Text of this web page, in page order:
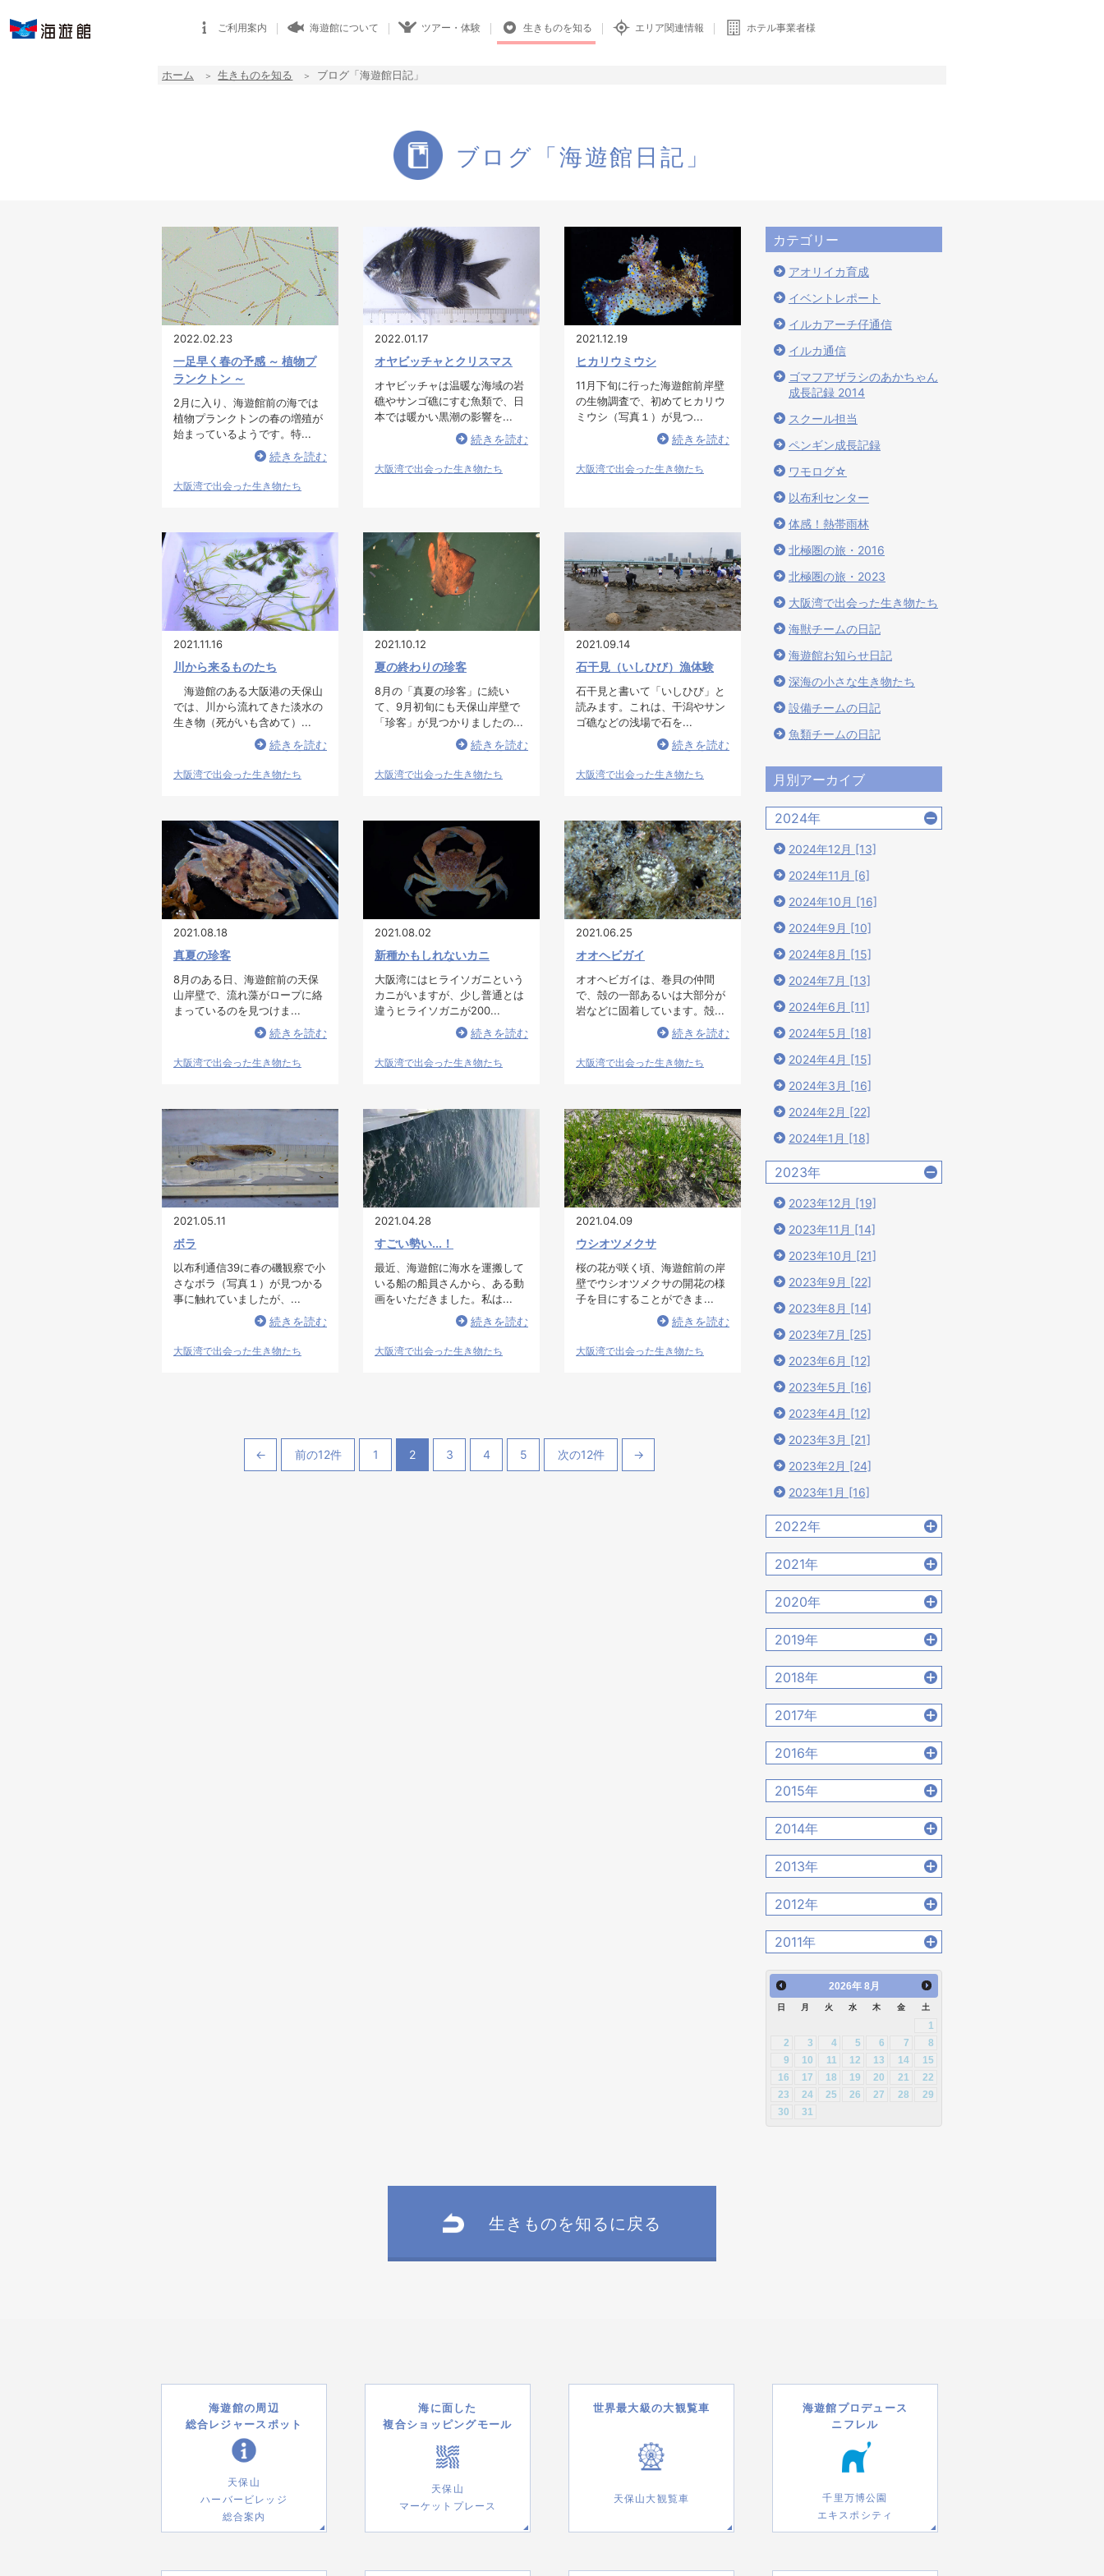
ご利用案内 海遊館について ツアー・体験 生きものを知る エリア関連情報 ホテル事業者様
ホーム 生きものを知る ブログ「海遊館日記」
ブログ「海遊館日記」
2022.02.23
一足早く春の予感 ～ 植物プ
ランクトン ～
2月に入り、海遊館前の海では
植物プランクトンの春の増殖が
始まっているようです。特...
続きを読む
大阪湾で出会った生き物たち
2022.01.17
オヤビッチャとクリスマス
オヤビッチャは温暖な海域の岩
礁やサンゴ礁にすむ魚類で、日
本では暖かい黒潮の影響を...
続きを読む
大阪湾で出会った生き物たち
2021.12.19
ヒカリウミウシ
11月下旬に行った海遊館前岸壁
の生物調査で、初めてヒカリウ
ミウシ（写真１）が見つ...
続きを読む
大阪湾で出会った生き物たち
2021.11.16
川から来るものたち
海遊館のある大阪港の天保山
では、川から流れてきた淡水の
生き物（死がいも含めて）...
続きを読む
大阪湾で出会った生き物たち
2021.10.12
夏の終わりの珍客
8月の「真夏の珍客」に続い
て、9月初旬にも天保山岸壁で
「珍客」が見つかりましたの...
続きを読む
大阪湾で出会った生き物たち
2021.09.14
石干見（いしひび）漁体験
石干見と書いて「いしひび」と
読みます。これは、干潟やサン
ゴ礁などの浅場で石を...
続きを読む
大阪湾で出会った生き物たち
2021.08.18
真夏の珍客
8月のある日、海遊館前の天保
山岸壁で、流れ藻がロープに絡
まっているのを見つけま...
続きを読む
大阪湾で出会った生き物たち
2021.08.02
新種かもしれないカニ
大阪湾にはヒライソガニという
カニがいますが、少し普通とは
違うヒライソガニが200...
続きを読む
大阪湾で出会った生き物たち
2021.06.25
オオヘビガイ
オオヘビガイは、巻貝の仲間
で、殻の一部あるいは大部分が
岩などに固着しています。殻...
続きを読む
大阪湾で出会った生き物たち
2021.05.11
ボラ
以布利通信39に春の磯観察で小
さなボラ（写真１）が見つかる
事に触れていましたが、...
続きを読む
大阪湾で出会った生き物たち
2021.04.28
すごい勢い...！
最近、海遊館に海水を運搬して
いる船の船員さんから、ある動
画をいただきました。私は...
続きを読む
大阪湾で出会った生き物たち
2021.04.09
ウシオツメクサ
桜の花が咲く頃、海遊館前の岸
壁でウシオツメクサの開花の様
子を目にすることができま...
続きを読む
大阪湾で出会った生き物たち
← 前の12件 1 2 3 4 5 次の12件 →
カテゴリー
アオリイカ育成
イベントレポート
イルカアーチ仔通信
イルカ通信
ゴマフアザラシのあかちゃん
成長記録 2014
スクール担当
ペンギン成長記録
ワモログ☆
以布利センター
体感！熱帯雨林
北極圏の旅・2016
北極圏の旅・2023
大阪湾で出会った生き物たち
海獣チームの日記
海遊館お知らせ日記
深海の小さな生き物たち
設備チームの日記
魚類チームの日記
月別アーカイブ
2024年
2024年12月 [13]
2024年11月 [6]
2024年10月 [16]
2024年9月 [10]
2024年8月 [15]
2024年7月 [13]
2024年6月 [11]
2024年5月 [18]
2024年4月 [15]
2024年3月 [16]
2024年2月 [22]
2024年1月 [18]
2023年
2023年12月 [19]
2023年11月 [14]
2023年10月 [21]
2023年9月 [22]
2023年8月 [14]
2023年7月 [25]
2023年6月 [12]
2023年5月 [16]
2023年4月 [12]
2023年3月 [21]
2023年2月 [24]
2023年1月 [16]
2022年
2022年12月 [15]
2022年10月 [16]
2022年9月 [12]
2022年7月 [19]
2022年6月 [17]
2022年5月 [14]
2022年4月 [15]
2022年3月 [11]
2022年2月 [12]
2021年
2021年12月 [18]
2021年10月 [17]
2021年9月 [14]
2021年7月 [22]
2021年6月 [17]
2021年5月 [18]
2021年4月 [16]
2021年3月 [22]
2021年2月 [14]
2020年
2020年12月 [21]
2020年10月 [21]
2020年9月 [16]
2020年7月 [16]
2020年6月 [21]
2020年5月 [14]
2020年4月 [12]
2020年3月 [15]
2020年2月 [18]
2019年
2019年12月 [14]
2019年10月 [12]
2019年9月 [15]
2019年7月 [21]
2019年6月 [18]
2019年5月 [20]
2019年4月 [16]
2019年3月 [20]
2019年2月 [12]
2018年
2018年12月 [20]
2018年10月 [20]
2018年9月 [12]
2018年7月 [14]
2018年6月 [18]
2018年5月 [14]
2018年4月 [21]
2018年3月 [23]
2018年2月 [25]
2018年1月 [26]
2017年
2017年12月 [28]
2017年10月 [21]
2017年9月 [24]
2017年7月 [26]
2017年6月 [25]
2017年5月 [27]
2017年4月 [26]
2017年3月 [23]
2017年2月 [23]
2016年
2016年12月 [21]
2016年10月 [26]
2016年9月 [28]
2016年7月 [27]
2016年6月 [27]
2016年5月 [30]
2016年4月 [32]
2016年2月 [25]
2016年1月 [30]
2015年
2015年12月 [30]
2015年10月 [26]
2015年9月 [30]
2015年7月 [28]
2015年6月 [29]
2015年5月 [30]
2015年3月 [27]
2015年2月 [22]
2015年1月 [25]
2014年
2014年12月 [28]
2014年10月 [29]
2014年9月 [26]
2014年7月 [28]
2014年5月 [25]
2014年3月 [26]
2013年
2013年12月 [27]
2013年10月 [28]
2013年9月 [27]
2013年8月 [26]
2013年6月 [28]
2013年5月 [29]
2013年4月 [29]
2012年
2012年12月 [30]
2012年10月 [12]
2012年9月 [5]
2012年8月 [12]
2012年7月 [1]
2012年3月 [2]
2011年
2011年12月 [1]
2026年 8月
日 月 火 水 木 金 土
1
2
3 4 5 6 7
8
9
10 11 12 13 14
15
16
17 18 19 20 21
22
23
24 25 26 27 28
29
30
31
生きものを知るに戻る
海遊館の周辺
総合レジャースポット
天保山
ハーバービレッジ
総合案内
海に面した
複合ショッピングモール
天保山
マーケットプレース
世界最大級の大観覧車
天保山大観覧車
海遊館プロデュース
ニフレル
千里万博公園
エキスポシティ